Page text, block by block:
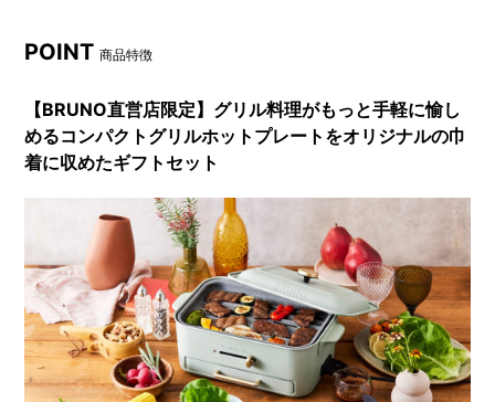
POINT商品特徴
【BRUNO直営店限定】グリル料理がもっと手軽に愉し
めるコンパクトグリルホットプレートをオリジナルの巾
着に収めたギフトセット